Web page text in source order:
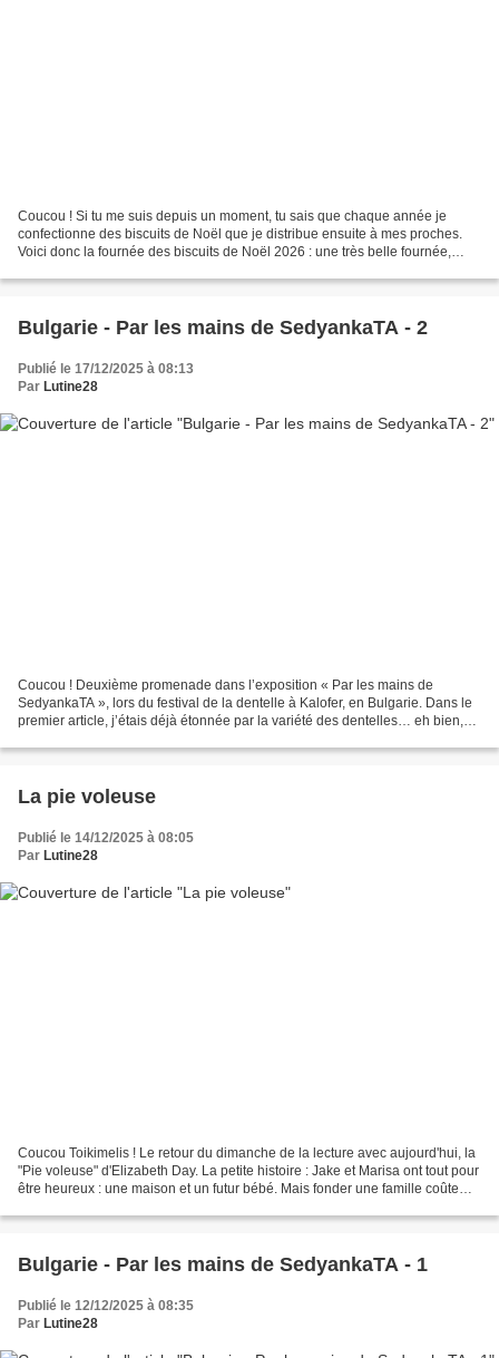
Coucou ! Si tu me suis depuis un moment, tu sais que chaque année je
confectionne des biscuits de Noël que je distribue ensuite à mes proches.
Voici donc la fournée des biscuits de Noël 2026 : une très belle fournée,
Bulgarie - Par les mains de SedyankaTA - 2
Publié le 17/12/2025 à 08:13
Par Lutine28
Coucou ! Deuxième promenade dans l’exposition « Par les mains de
SedyankaTA », lors du festival de la dentelle à Kalofer, en Bulgarie. Dans le
premier article, j’étais déjà étonnée par la variété des dentelles… eh bien,
La pie voleuse
Publié le 14/12/2025 à 08:05
Par Lutine28
Coucou Toikimelis ! Le retour du dimanche de la lecture avec aujourd'hui, la
"Pie voleuse" d'Elizabeth Day. La petite histoire : Jake et Marisa ont tout pour
être heureux : une maison et un futur bébé. Mais fonder une famille coûte
Bulgarie - Par les mains de SedyankaTA - 1
Publié le 12/12/2025 à 08:35
Par Lutine28